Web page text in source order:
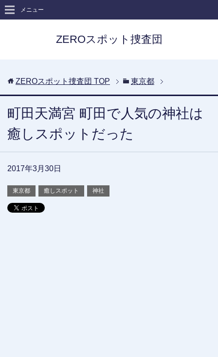
ZEROスポット捜査団
メニュー
ZEROスポット捜査団 TOP 東京都
町田天満宮 町田で人気の神社は
癒しスポットだった
2017年3月30日
東京都 癒しスポット 神社